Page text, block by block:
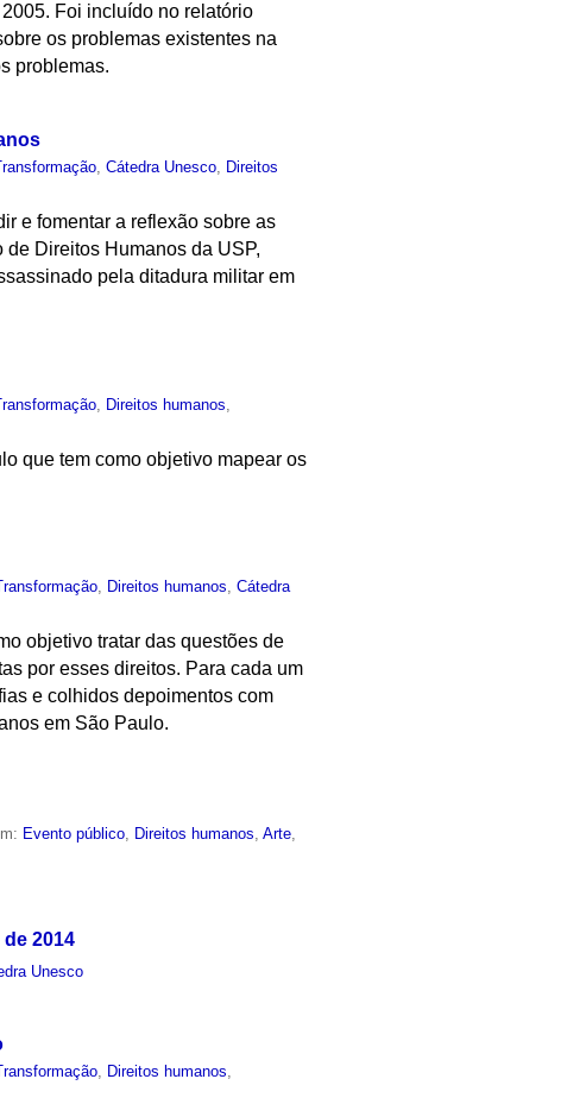
Foi incluído no relatório
os problemas existentes na
problemas.
,Cátedra Unesco
Direitos
e fomentar a reflexão sobre as
Direitos Humanos da USP,
pela ditadura militar em
Direitos humanos
que tem como objetivo mapear os
, Direitos humanos,Cátedra
objetivo tratar das questões de
por esses direitos. Para cada um
e colhidos depoimentos com
em São Paulo.
Evento público Direitos humanos ,Arte
2014
Unesco
, Direitos humanos,